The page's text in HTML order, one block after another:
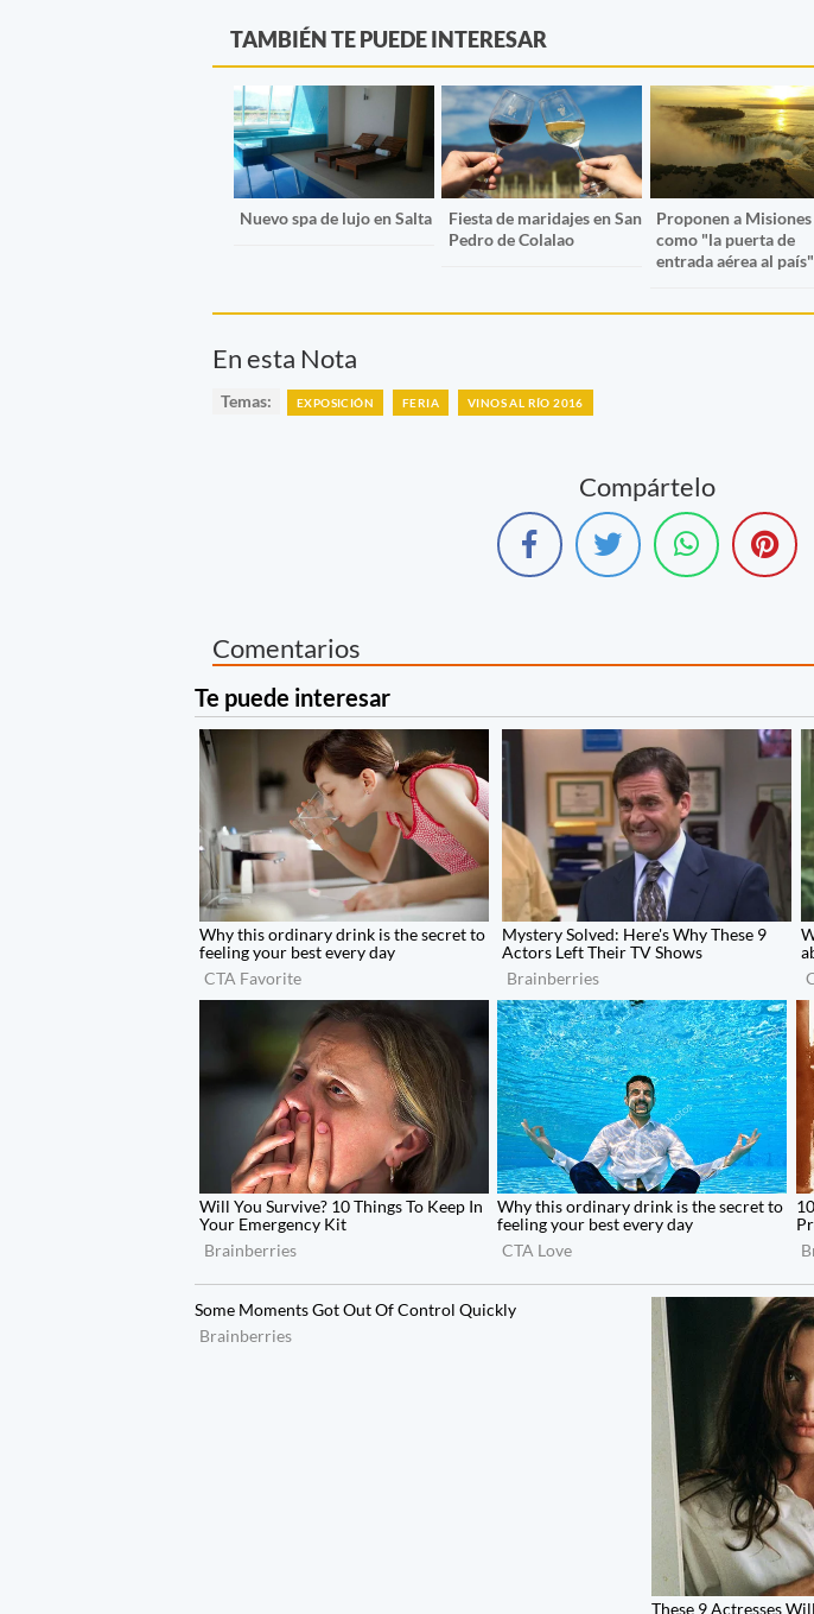
TAMBIÉN TE PUEDE INTERESAR
Nuevo spa de lujo en Salta
Fiesta de maridajes en San
Pedro de Colalao
Proponen a Misiones
como "la puerta de
entrada aérea al país"
En esta Nota
Temas: EXPOSICIÓN FERIA VINOS AL RÍO 2016
Compártelo
Comentarios